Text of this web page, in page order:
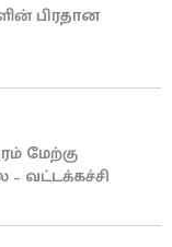
பிரதான
மேற்கு
வட்டக்கச்சி